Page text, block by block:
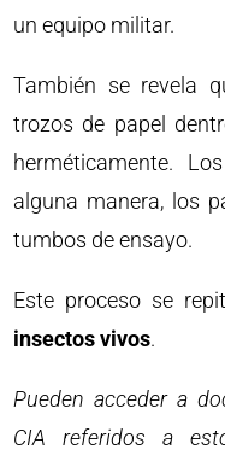
un equipo militar.
También se revela
trozos de papel
herméticamente.
alguna manera, los
tumbos de ensayo.
Este proceso se
insectos vivos.
Pueden acceder a
CIA referidos a